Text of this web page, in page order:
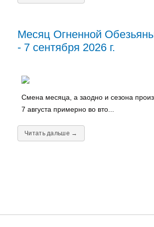
Месяц Огненной
- 7 сентября 2026 г.
Смена месяца, а заодно и сезона
7 августа примерно во вто...
Читать дальше →